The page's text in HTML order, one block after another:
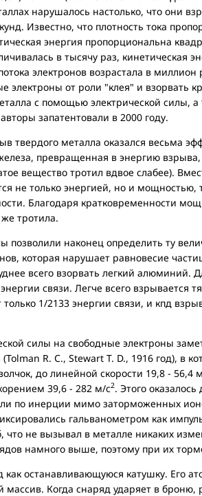
нарушалось настолько, что они
Известно, что плотность тока
энергия пропорциональна
в тысячу раз, кинетическая
электронов возрастала в
электроны от роли "клея" и взорвать
с помощью электрической силы,
запатентовали в 2000 году.
твердого металла оказался весьма
превращенная в энергию взрыва,
вещество тротил вдвое слабее).
не только энергией, но и
Благодаря кратковременности
тротила.
позволили наконец определить ту
которая нарушает равновесие
всего взорвать легкий алюминий.
связи. Легче всего
только 1/2133 энергии связи, и кпд
силы на свободные электроны
R. C., Stewart T. D., 1916 год), в
до линейной скорости 19,8 - 56,4
39,6 - 282 м/с2. Этого
по инерции мимо заторможенных
гальванометром как
что не вызывал в металле никаких
намного выше, поэтому при их
как останавливающуюся катушку. Его
Когда снаряд ударяет в броню,